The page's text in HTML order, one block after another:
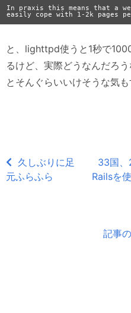
In praxis this means that a
と、lighttpd使うと1秒で
るけど、実際どうなんだろ
とそんぐらいいけそうな気も
久しぶりに足
元ふらふら
33国、
Railsを
記事